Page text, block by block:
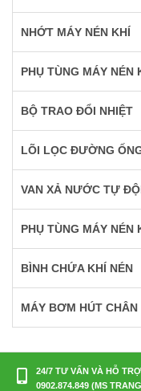
NHỚT MÁY NÉN KHÍ
PHỤ TÙNG MÁY NÉN
BỘ TRAO ĐỔI NHIỆT
LÕI LỌC ĐƯỜNG
VAN XẢ NƯỚC TỰ
PHỤ TÙNG MÁY NÉN
BÌNH CHỨA KHÍ NÉN
MÁY BƠM HÚT CHÂN
24/7 TƯ VẤN VÀ HỖ TRỢ
0902.874.849 (MS